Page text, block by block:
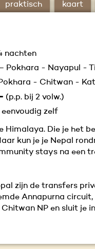
praktisch kaart
nachten
Pokhara - Nayapul -
- Chitwan -
(p.p. bij 2 volw.)
eenvoudig zelf
Himalaya. Die je het
kun je je Nepal
stays na een
zijn de transfers
Annapurna
NP en sluit je